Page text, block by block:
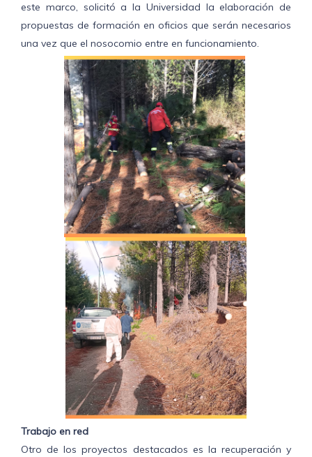
este marco, solicitó a la Universidad la elaboración de
propuestas de formación en oficios que serán necesarios
una vez que el nosocomio entre en funcionamiento.
Trabajo en red
Otro de los proyectos destacados es la recuperación y